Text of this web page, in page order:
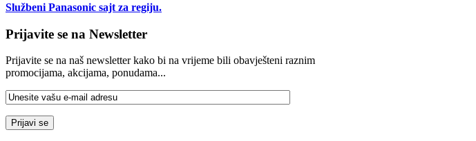
Službeni Panasonic sajt za regiju.
Prijavite se na Newsletter
Prijavite se na naš newsletter kako bi na vrijeme bili obavješteni raznim
promocijama, akcijama, ponudama...